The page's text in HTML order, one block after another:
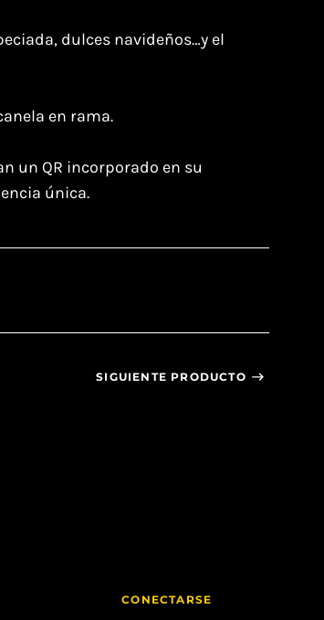
dulces navideños…y el
en rama.
un QR incorporado en su
única.
SIGUIENTE PRODUCTO
CONECTARSE